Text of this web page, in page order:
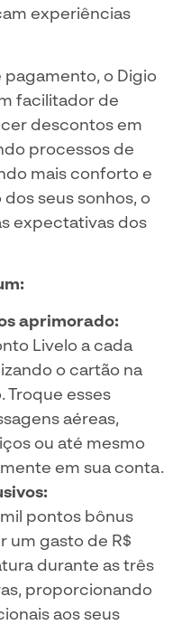
experiências
o Digio
facilitador de
descontos em
processos de
mais conforto e
seus sonhos, o
expectativas dos
aprimorado:
Livelo a cada
o cartão na
esses
aéreas,
ou até mesmo
em sua conta.
pontos bônus
um gasto de R$
durante as três
proporcionando
aos seus